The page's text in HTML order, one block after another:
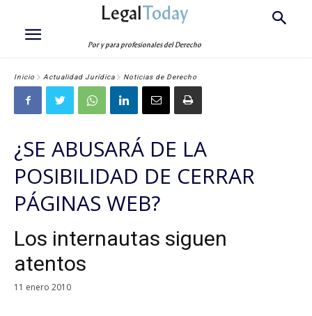
LegalToday
Por y para profesionales del Derecho
Inicio Actualidad Jurídica Noticias de Derecho
¿SE ABUSARÁ DE LA
POSIBILIDAD DE CERRAR
PÁGINAS WEB?
Los internautas siguen
atentos
11 enero 2010